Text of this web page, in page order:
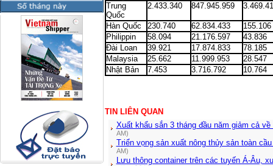
Trung
Quốc
2.433.340 847.945.959
Hàn Quốc 230.740 62.834.433
155.106
Philippin
58.094 21.176.597
43.836
Đài Loan
39.921 17.874.833
78.185
Malaysia
25.662 11.999.953
28.547
Nhật Bản
7.453 3.716.792 10.764
TIN LIÊN QUAN
Xuất khẩu sắn 3 tháng đầu năm giảm cả
AM)
Triển vọng sản xuất nông thủy sản toàn
AM)
Lưu thông container trên các tuyến Á-Âu,